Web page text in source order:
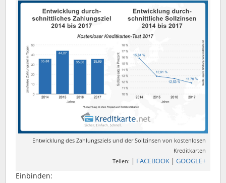
Entwicklung des Zahlungsziels und der Sollzinsen von kostenlosen
Kreditkarten
Teilen: | FACEBOOK | GOOGLE+
Einbinden: